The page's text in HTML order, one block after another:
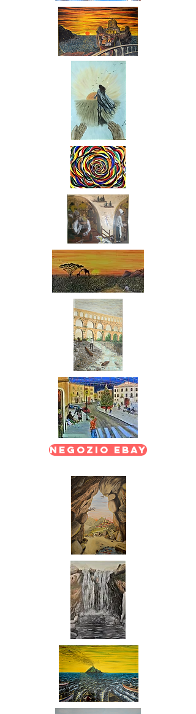
Negozio EBAY